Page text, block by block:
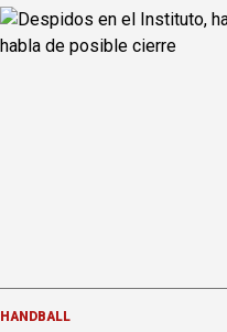
HANDBALL